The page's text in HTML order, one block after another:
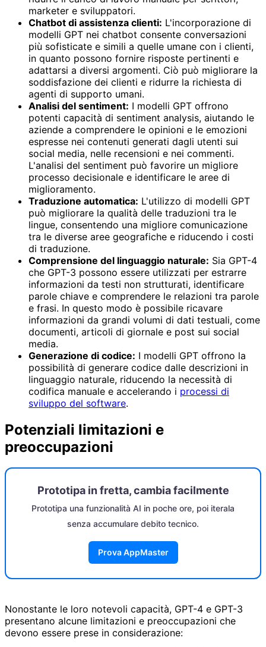
marketer e sviluppatori.
Chatbot di assistenza clienti: L'incorporazione di
modelli GPT nei chatbot consente conversazioni
più sofisticate e simili a quelle umane con i clienti,
in quanto possono fornire risposte pertinenti e
adattarsi a diversi argomenti. Ciò può migliorare la
soddisfazione dei clienti e ridurre la richiesta di
agenti di supporto umani.
Analisi del sentiment: I modelli GPT offrono
potenti capacità di sentiment analysis, aiutando le
aziende a comprendere le opinioni e le emozioni
espresse nei contenuti generati dagli utenti sui
social media, nelle recensioni e nei commenti.
L'analisi del sentiment può favorire un migliore
processo decisionale e identificare le aree di
miglioramento.
Traduzione automatica: L'utilizzo di modelli GPT
può migliorare la qualità delle traduzioni tra le
lingue, consentendo una migliore comunicazione
tra le diverse aree geografiche e riducendo i costi
di traduzione.
Comprensione del linguaggio naturale: Sia GPT-4
che GPT-3 possono essere utilizzati per estrarre
informazioni da testi non strutturati, identificare
parole chiave e comprendere le relazioni tra parole
e frasi. In questo modo è possibile ricavare
informazioni da grandi volumi di dati testuali, come
documenti, articoli di giornale e post sui social
media.
Generazione di codice: I modelli GPT offrono la
possibilità di generare codice dalle descrizioni in
linguaggio naturale, riducendo la necessità di
codifica manuale e accelerando i processi di
sviluppo del software.
Potenziali limitazioni e
preoccupazioni
Prototipa in fretta, cambia facilmente
Prototipa una funzionalità AI in poche ore, poi iterala
senza accumulare debito tecnico.
Prova AppMaster
Nonostante le loro notevoli capacità, GPT-4 e GPT-3
presentano alcune limitazioni e preoccupazioni che
devono essere prese in considerazione: